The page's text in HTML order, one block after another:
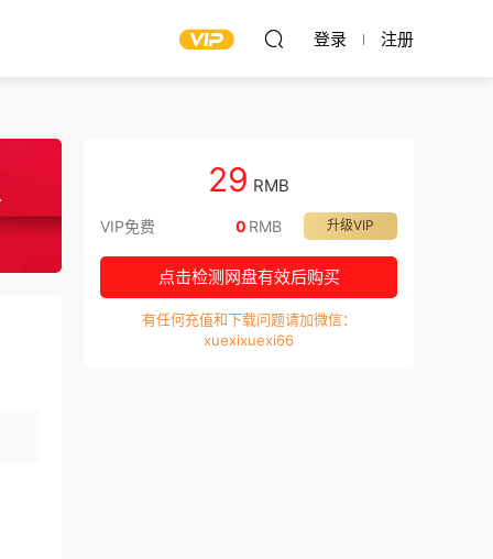
登录 注册
29 RMB
VIP免费 升级VIP
0 RMB
点击检测网盘有效后购买
有任何充值和下载问题请加微信：
xuexixuexi66